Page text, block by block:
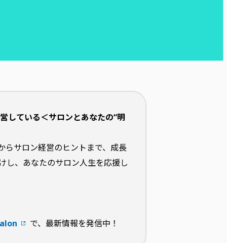
している＜サロンとあなたの“明
らサロン経営のヒントまで、成長
し、あなたのサロン人生を応援し
で、最新情報を発信中！